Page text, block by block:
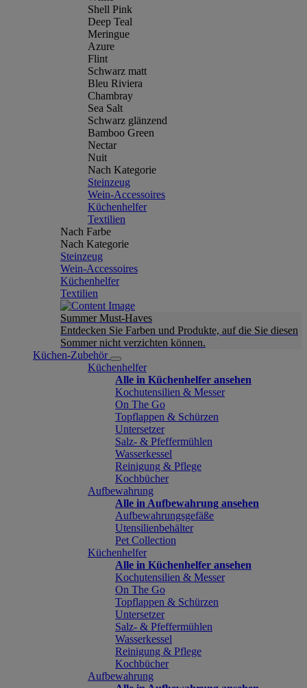
Shell Pink
Deep Teal
Meringue
Azure
Flint
Schwarz matt
Bleu Riviera
Chambray
Sea Salt
Schwarz glänzend
Bamboo Green
Nectar
Nuit
Nach Kategorie
Steinzeug
Wein-Accessoires
Küchenhelfer
Textilien
Nach Farbe
Nach Kategorie
Steinzeug
Wein-Accessoires
Küchenhelfer
Textilien
Summer Must-Haves
Entdecken Sie Farben und Produkte, auf die Sie diesen
Sommer nicht verzichten können.
Küchen-Zubehör
Küchenhelfer
Alle in Küchenhelfer ansehen
Kochutensilien & Messer
On The Go
Topflappen & Schürzen
Untersetzer
Salz- & Pfeffermühlen
Wasserkessel
Reinigung & Pflege
Kochbücher
Aufbewahrung
Alle in Aufbewahrung ansehen
Aufbewahrungsgefäße
Utensilienbehälter
Pet Collection
Küchenhelfer
Alle in Küchenhelfer ansehen
Kochutensilien & Messer
On The Go
Topflappen & Schürzen
Untersetzer
Salz- & Pfeffermühlen
Wasserkessel
Reinigung & Pflege
Kochbücher
Aufbewahrung